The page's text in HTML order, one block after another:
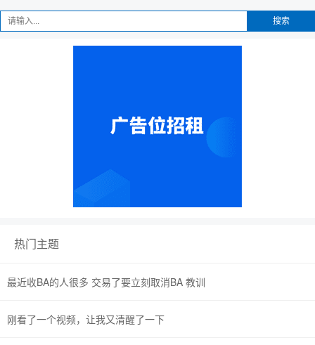
搜索
热门主题
最近收BA的人很多 交易了要立刻取消BA 教训
刚看了一个视频，让我又清醒了一下